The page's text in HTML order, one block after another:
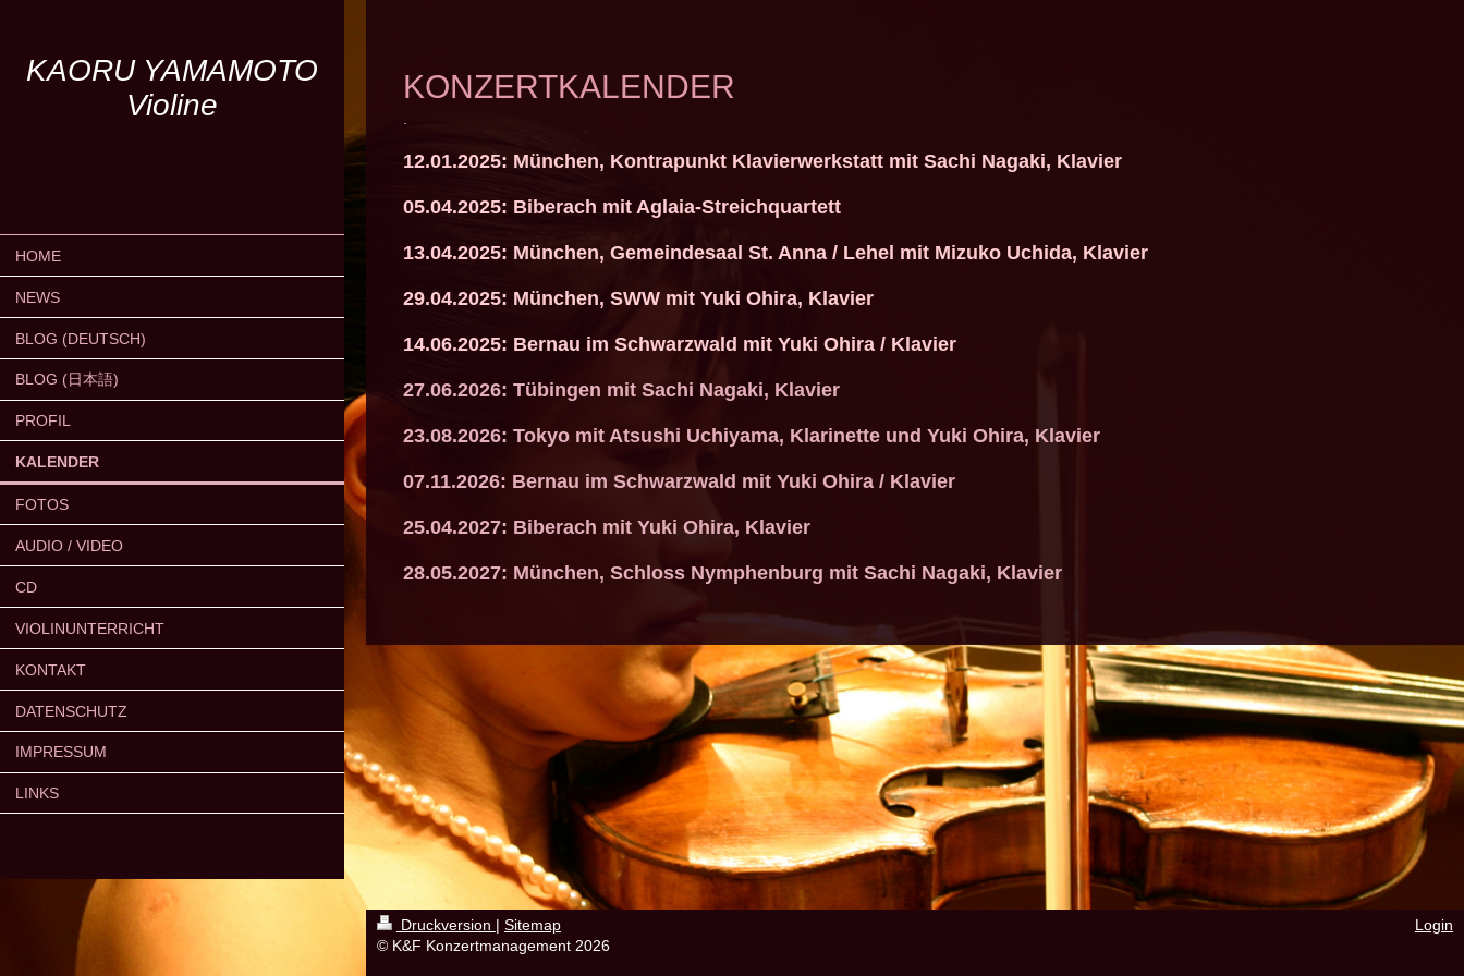
KAORU YAMAMOTO
Violine
HOME
NEWS
BLOG (DEUTSCH)
BLOG (日本語)
PROFIL
KALENDER
FOTOS
AUDIO / VIDEO
CD
VIOLINUNTERRICHT
KONTAKT
DATENSCHUTZ
IMPRESSUM
LINKS
KONZERTKALENDER
12.01.2025: München, Kontrapunkt Klavierwerkstatt mit Sachi Nagaki, Klavier
05.04.2025: Biberach mit Aglaia-Streichquartett
13.04.2025: München, Gemeindesaal St. Anna / Lehel mit Mizuko Uchida, Klavier
29.04.2025: München, SWW mit Yuki Ohira, Klavier
14.06.2025: Bernau im Schwarzwald mit Yuki Ohira / Klavier
27.06.2026: Tübingen mit Sachi Nagaki, Klavier
23.08.2026: Tokyo mit Atsushi Uchiyama, Klarinette und Yuki Ohira, Klavier
07.11.2026: Bernau im Schwarzwald mit Yuki Ohira / Klavier
25.04.2027: Biberach mit Yuki Ohira, Klavier
28.05.2027: München, Schloss Nymphenburg mit Sachi Nagaki, Klavier
Druckversion | Sitemap
© K&F Konzertmanagement 2026
Login